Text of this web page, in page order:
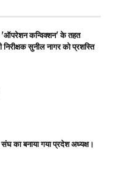
'ऑपरेशन कन्विक्शन' के तहत
सुनील नागर को प्रशस्ति
का बनाया गया प्रदेश अध्यक्ष।